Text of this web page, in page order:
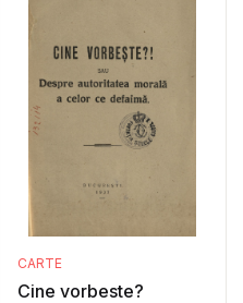
CARTE
Cine vorbeste?